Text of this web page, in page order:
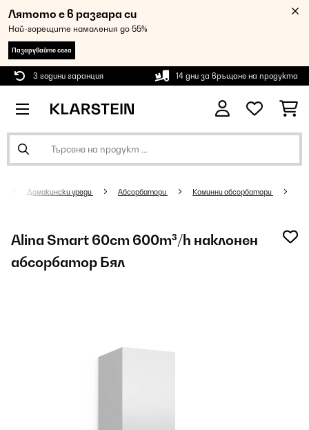
Лятото е в разгара си
Най-горещите намаления до 55%
Пазарувайте сега
3 години гаранция 14 дни за връщане на продукта
Домакински уреди Абсорбатори Коминни абсорбатори
Alina Smart 60cm 600m³/h наклонен
абсорбатор Бял